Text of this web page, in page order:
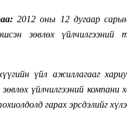
2012 оны 12 дугаар
зөвлөх үйлчилгээний
үйл ажиллагааг
үйлчилгээний компани
гарах эрсдэлийг